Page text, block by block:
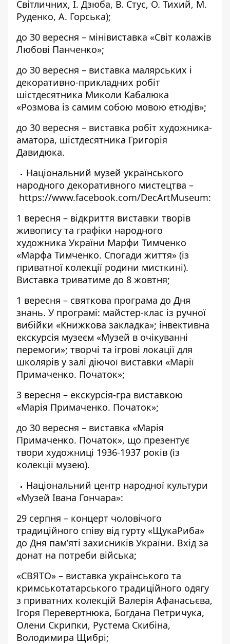
Світличних, І. Дзюба, В. Стус, О. Тихий, М.
Руденко, А. Горська);
до 30 вересня – мінівиставка «Світ колажів
Любові Панченко»;
до 30 вересня – виставка малярських і
декоративно-прикладних робіт
шістдесятника Миколи Кабалюка
«Розмова із самим собою мовою етюдів»;
до 30 вересня – виставка робіт художника-
аматора, шістдесятника Григорія
Давидюка.
Національний музей українського
народного декоративного мистецтва –
https://www.facebook.com/DecArtMuseum:
1 вересня – відкриття виставки творів
живопису та графіки народного
художника України Марфи Тимченко
«Марфа Тимченко. Спогади життя» (із
приватної колекції родини мисткині).
Виставка триватиме до 8 жовтня;
1 вересня – святкова програма до Дня
знань. У програмі: майстер-клас із ручної
вибійки «Книжкова закладка»; інвективна
екскурсія музеєм «Музей в очікуванні
перемоги»; творчі та ігрові локації для
школярів у залі діючої виставки «Марії
Примаченко. Початок»;
3 вересня – екскурсія-гра виставкою
«Марія Примаченко. Початок»;
до 30 вересня – виставка «Марія
Примаченко. Початок», що презентує
твори художниці 1936-1937 років (із
колекції музею).
Національний центр народної культури
«Музей Івана Гончара»:
29 серпня – концерт чоловічого
традиційного співу від гурту «ЩукаРиба»
до Дня памʼяті захисників України. Вхід за
донат на потреби війська;
«СВЯТО» – виставка українського та
кримськотатарського традиційного одягу
з приватних колекцій Валерія Афанасьєва,
Ігоря Перевертнюка, Богдана Петричука,
Олени Скрипки, Рустема Скибіна,
Володимира Щибрі;